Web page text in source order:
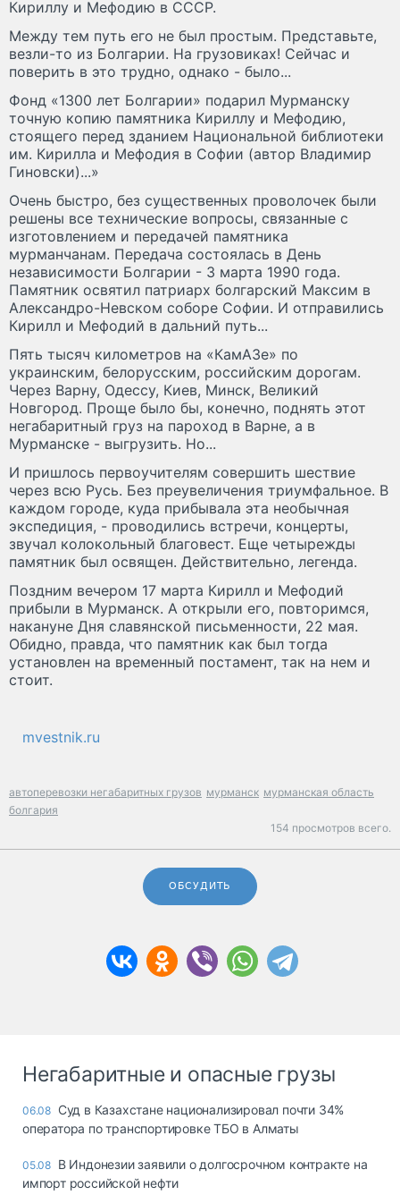
Кириллу и Мефодию в СССР.
Между тем путь его не был простым. Представьте,
везли-то из Болгарии. На грузовиках! Сейчас и
поверить в это трудно, однако - было...
Фонд «1300 лет Болгарии» подарил Мурманску
точную копию памятника Кириллу и Мефодию,
стоящего перед зданием Национальной библиотеки
им. Кирилла и Мефодия в Софии (автор Владимир
Гиновски)...»
Очень быстро, без существенных проволочек были
решены все технические вопросы, связанные с
изготовлением и передачей памятника
мурманчанам. Передача состоялась в День
независимости Болгарии - 3 марта 1990 года.
Памятник освятил патриарх болгарский Максим в
Александро-Невском соборе Софии. И отправились
Кирилл и Мефодий в дальний путь...
Пять тысяч километров на «КамАЗе» по
украинским, белорусским, российским дорогам.
Через Варну, Одессу, Киев, Минск, Великий
Новгород. Проще было бы, конечно, поднять этот
негабаритный груз на пароход в Варне, а в
Мурманске - выгрузить. Но...
И пришлось первоучителям совершить шествие
через всю Русь. Без преувеличения триумфальное. В
каждом городе, куда прибывала эта необычная
экспедиция, - проводились встречи, концерты,
звучал колокольный благовест. Еще четырежды
памятник был освящен. Действительно, легенда.
Поздним вечером 17 марта Кирилл и Мефодий
прибыли в Мурманск. А открыли его, повторимся,
накануне Дня славянской письменности, 22 мая.
Обидно, правда, что памятник как был тогда
установлен на временный постамент, так на нем и
стоит.
mvestnik.ru
автоперевозки негабаритных грузов мурманск мурманская область
болгария
154 просмотров всего.
ОБСУДИТЬ
Негабаритные и опасные грузы
06.08 Суд в Казахстане национализировал почти 34%
оператора по транспортировке ТБО в Алматы
05.08 В Индонезии заявили о долгосрочном контракте на
импорт российской нефти